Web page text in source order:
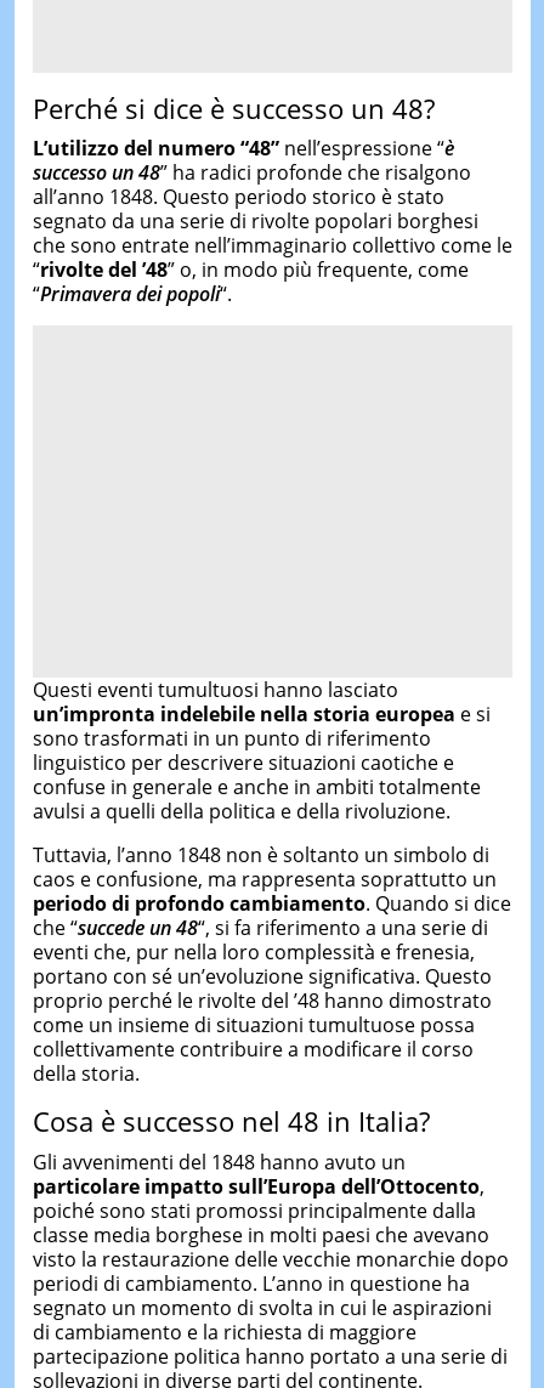
Perché si dice è successo un 48?
L’utilizzo del numero “48”nell’espressione “è
successo un 48” ha radici profonde che risalgono
all’anno 1848. Questo periodo storico è stato
segnato da una serie di rivolte popolari borghesi
che sono entrate nell’immaginario collettivo come le
“rivolte del ’48” o, in modo più frequente, come
“Primavera dei popoli“.
Questi eventi tumultuosi hanno lasciato
un’impronta indelebile nella storia europea e si
sono trasformati in un punto di riferimento
linguistico per descrivere situazioni caotiche e
confuse in generale e anche in ambiti totalmente
avulsi a quelli della politica e della rivoluzione.
Tuttavia, l’anno 1848 non è soltanto un simbolo di
caos e confusione, ma rappresenta soprattutto un
periodo di profondo cambiamento. Quando si dice
che “succede un 48“, si fa riferimento a una serie di
eventi che, pur nella loro complessità e frenesia,
portano con sé un’evoluzione significativa. Questo
proprio perché le rivolte del ’48 hanno dimostrato
come un insieme di situazioni tumultuose possa
collettivamente contribuire a modificare il corso
della storia.
Cosa è successo nel 48 in Italia?
Gli avvenimenti del 1848 hanno avuto un
particolare impatto sull’Europa dell’Ottocento,
poiché sono stati promossi principalmente dalla
classe media borghese in molti paesi che avevano
visto la restaurazione delle vecchie monarchie dopo
periodi di cambiamento. L’anno in questione ha
segnato un momento di svolta in cui le aspirazioni
di cambiamento e la richiesta di maggiore
partecipazione politica hanno portato a una serie di
sollevazioni in diverse parti del continente.